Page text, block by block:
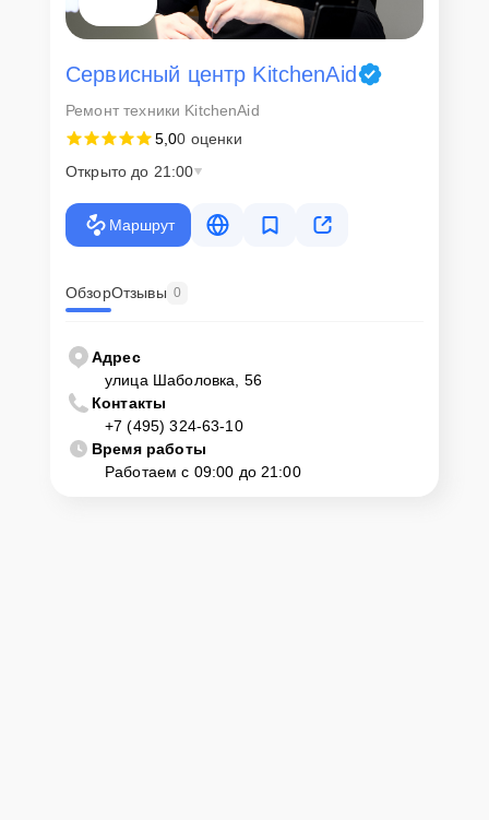
Сервисный центр KitchenAid
Ремонт техники KitchenAid
5,00 оценки
Открыто до 21:00
Маршрут
ОбзорОтзывы 0
Адрес
улица Шаболовка, 56
Контакты
+7 (495) 324-63-10
Время работы
Работаем с 09:00 до 21:00